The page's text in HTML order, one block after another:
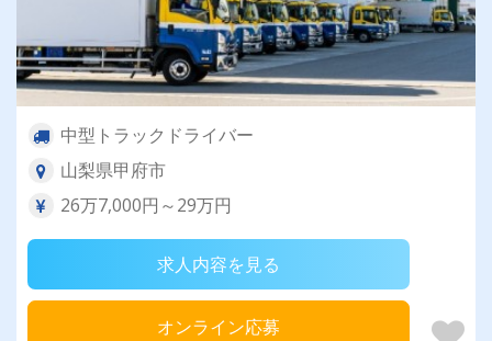
中型トラックドライバー
山梨県甲府市
26万7,000円～29万円
求人内容を見る
オンライン応募